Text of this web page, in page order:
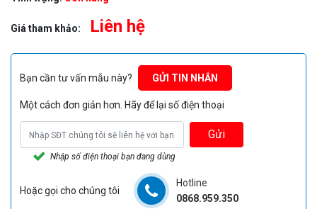
Giá tham khảo: Liên hệ
Bạn cần tư vấn mẫu này? GỬI TIN NHẮN
Một cách đơn giản hơn. Hãy để lại số điện thoại
Gửi
Nhập số điện thoại bạn đang dùng
Hoặc gọi cho chúng tôi
Hotline
0868.959.350